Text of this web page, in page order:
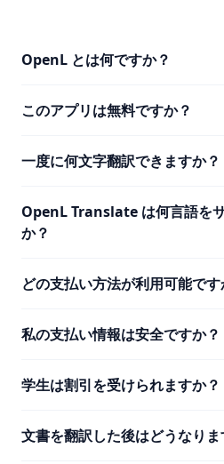
OpenL とは何ですか？
このアプリは無料ですか？
一度に何文字翻訳できますか？
OpenL Translate は何言語を
か？
どの支払い方法が利用可能です
私の支払い情報は安全ですか？
学生は割引を受けられますか？
文書を翻訳した後はどうなりま